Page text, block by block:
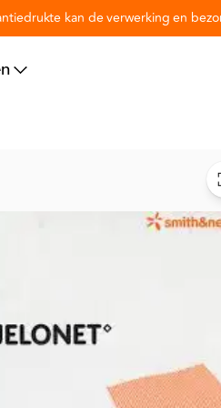
kan de verwerking en